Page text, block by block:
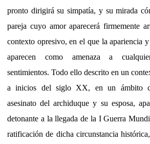
pronto dirigirá su simpatía, y su mirada
pareja cuyo amor aparecerá firmemente
contexto opresivo, en el que la apariencia y
aparecen como amenaza a
sentimientos. Todo ello descrito en un
a inicios del siglo XX, en un ámbito
asesinato del archiduque y su esposa,
detonante a la llegada de la I Guerra
ratificación de dicha circunstancia